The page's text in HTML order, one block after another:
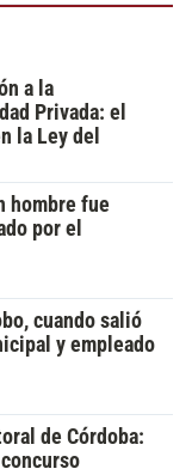
a la
Privada: el
la Ley del
hombre fue
por el
cuando salió
y empleado
de Córdoba: